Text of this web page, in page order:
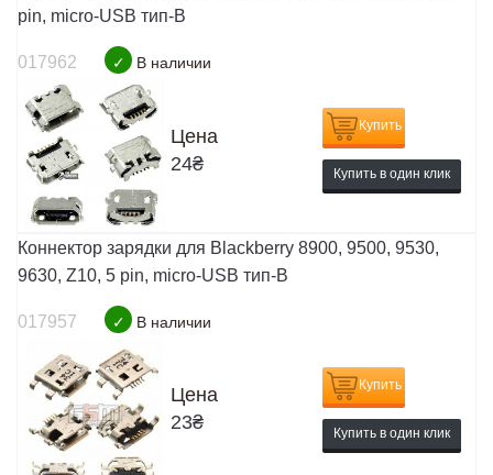
pin, micro-USB тип-B
017962 ✓ В наличии
Цена
24₴
Купить
Купить в один клик
Коннектор зарядки для Blackberry 8900, 9500, 9530,
9630, Z10, 5 pin, micro-USB тип-B
017957 ✓ В наличии
Цена
23₴
Купить
Купить в один клик